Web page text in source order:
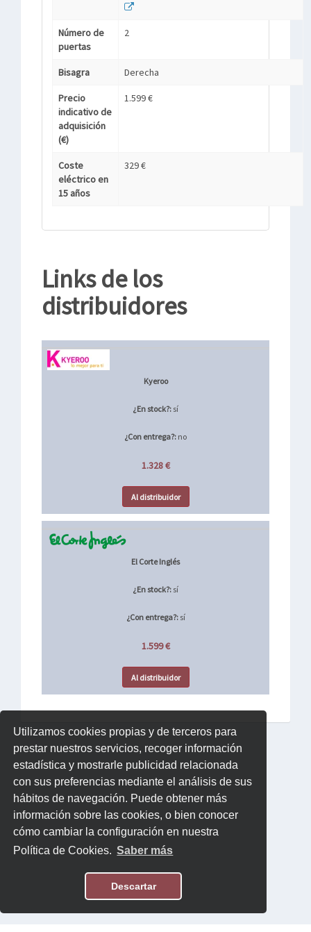
Utilizamos cookies propias y de terceros para
prestar nuestros servicios, recoger información
estadística y mostrarle publicidad relacionada
con sus preferencias mediante el análisis de sus
hábitos de navegación. Puede obtener más
información sobre las cookies, o bien conocer
cómo cambiar la configuración en nuestra
Política de Cookies. Saber más
Descartar
Número de
puertas
2
Bisagra Derecha
Precio
indicativo de
adquisición
(€)
1.599 €
Coste
eléctrico en
15 años
329 €
Links de los
distribuidores
Kyeroo
¿En stock?: sí
¿Con entrega?: no
1.328 €
Al distribuidor
El Corte Inglés
¿En stock?: sí
¿Con entrega?:sí
1.599 €
Al distribuidor